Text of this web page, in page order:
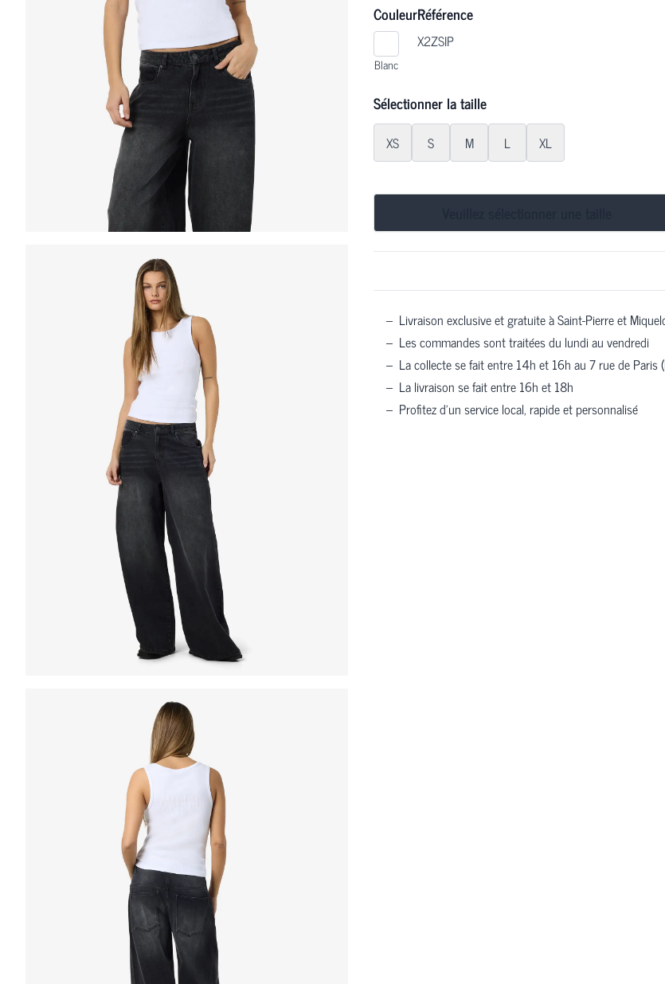
Couleur
Blanc
Référence
X2ZSIP
Sélectionner la taille
XS S M L XL
– Livraison exclusive et gratuite à Saint-Pierre et
– Les commandes sont traitées du lundi au vendredi
– La collecte se fait entre 14h et 16h au 7 rue de Paris
– La livraison se fait entre 16h et 18h
– Profitez d’un service local, rapide et personnalisé